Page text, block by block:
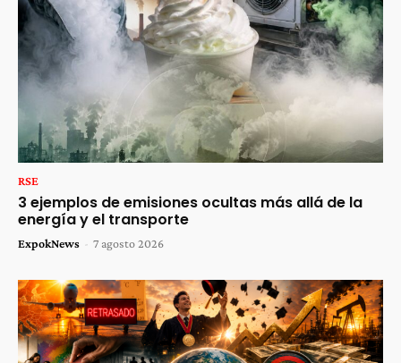
RSE
3 ejemplos de emisiones ocultas más allá de la
energía y el transporte
ExpokNews - 7 agosto 2026